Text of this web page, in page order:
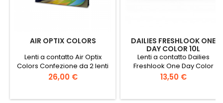
AIR OPTIX COLORS
Lenti a contatto Air Optix
Colors Confezione da 2 lenti
Prezzo
26,00 €
DAILIES FRESHLOOK ONE
DAY COLOR 10L
Lenti a contatto Dailies
Freshlook One Day Color
Confezioni da 10 lenti
Prezzo
13,50 €